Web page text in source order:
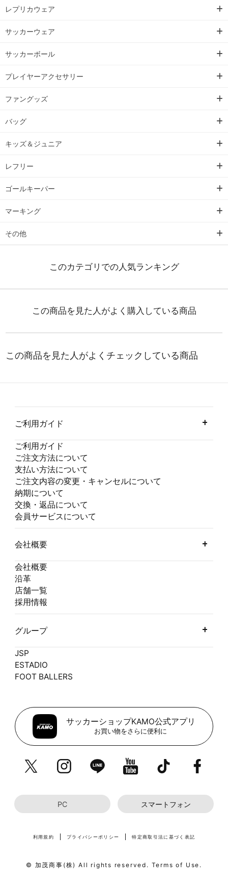
レプリカウェア
サッカーウェア
サッカーボール
プレイヤーアクセサリー
ファングッズ
バッグ
キッズ＆ジュニア
レフリー
ゴールキーパー
マーキング
その他
ご利用ガイド
ご利用ガイド
ご注文方法について
支払い方法について
ご注文内容の変更・キャンセルについて
納期について
交換・返品について
会員サービスについて
会社概要
会社概要
沿革
店舗一覧
採用情報
グループ
JSP
ESTADIO
FOOT BALLERS
サッカーショップKAMO公式アプリ
お買い物をさらに便利に
PC スマートフォン
利用規約 プライバシーポリシー 特定商取引法に基づく表記
© 加茂商事(株) All rights reserved. Terms of Use.